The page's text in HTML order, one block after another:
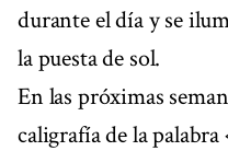
durante el día y se
la puesta de sol.
En las próximas
caligrafía de la